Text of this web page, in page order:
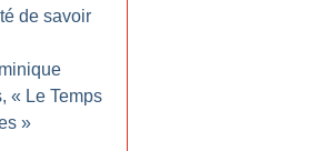
de savoir
« Le Temps
»